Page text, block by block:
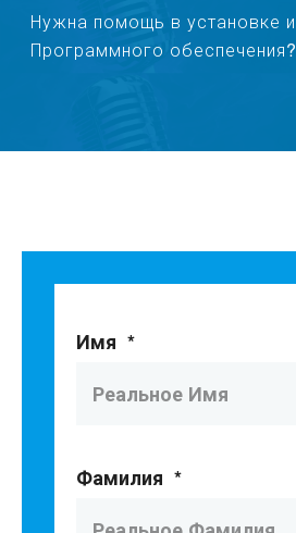
Нужна помощь в установке
Программного обеспечения?
Имя *
Фамилия *